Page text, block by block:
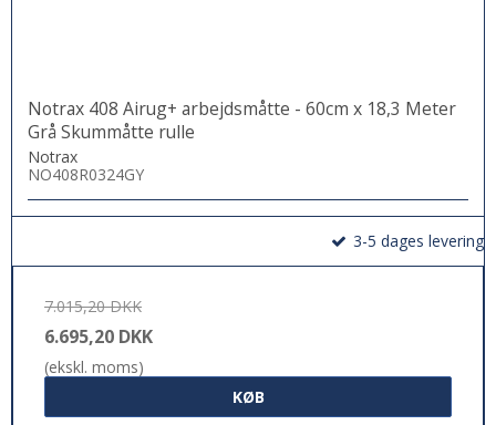
Notrax 408 Airug+ arbejdsmåtte - 60cm x 18,3 Meter
Grå Skummåtte rulle
Notrax
NO408R0324GY
3-5 dages levering
7.015,20 DKK
6.695,20 DKK
(ekskl. moms)
KØB